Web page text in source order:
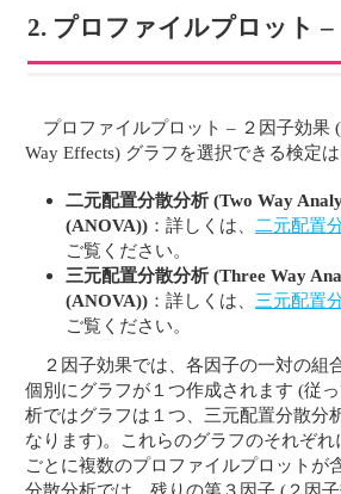
2. プロファイルプロット –
プロファイルプロット – ２因子効果
Way Effects) グラフを選択できる検定
二元配置分散分析 (Two Way
(ANOVA)) ：詳しくは、 二元配置
ご覧ください。
三元配置分散分析 (Three Way
(ANOVA)) ：詳しくは、 三元配置
ご覧ください。
２因子効果では、各因子の一対の組
個別にグラフが１つ作成されます (従
析ではグラフは１つ、三元配置分散分
なります)。これらのグラフのそれぞ
ごとに複数のプロファイルプロットが